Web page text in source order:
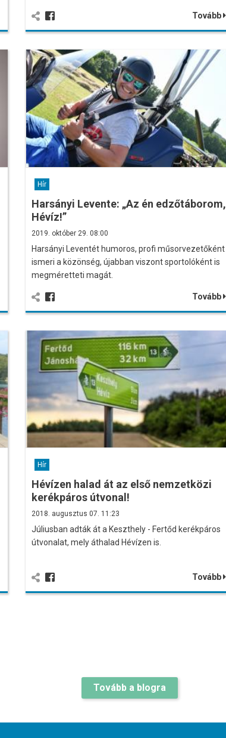
Tovább
Hír
Harsányi Levente: „Az én edzőtáborom,
Hévíz!”
2019. október 29. 08:00
Harsányi Leventét humoros, profi műsorvezetőként
ismeri a közönség, újabban viszont sportolóként is
megméretteti magát.
Tovább
Hír
Hévízen halad át az első nemzetközi
kerékpáros útvonal!
2018. augusztus 07. 11:23
Júliusban adták át a Keszthely - Fertőd kerékpáros
útvonalat, mely áthalad Hévízen is.
Tovább
Tovább a blogra